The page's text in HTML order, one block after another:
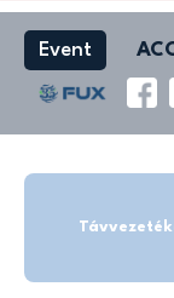
Event